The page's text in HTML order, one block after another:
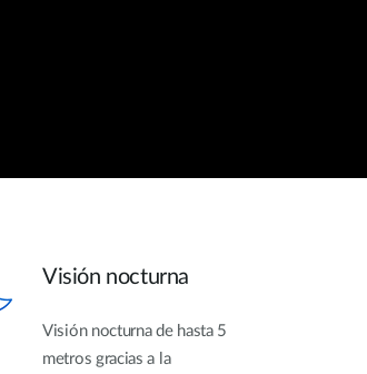
Visión nocturna
Visión nocturna de hasta 5
metros gracias a la